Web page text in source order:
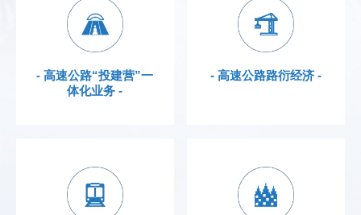
- 高速公路“投建营”一
体化业务 -
- 高速公路路衍经济 -